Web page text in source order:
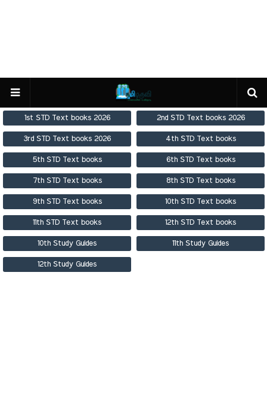
1st STD Text books 2026 2nd STD Text books 2026
3rd STD Text books 2026 4th STD Text books
5th STD Text books 6th STD Text books
7th STD Text books 8th STD Text books
9th STD Text books 10th STD Text books
11th STD Text books 12th STD Text books
10th Study Guides 11th Study Guides
12th Study Guides